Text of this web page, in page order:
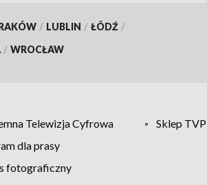
/ LUBLIN / ŁÓDŹ /
/ WROCŁAW
Telewizja Cyfrowa
Sklep TVP
dla prasy
fotograficzny